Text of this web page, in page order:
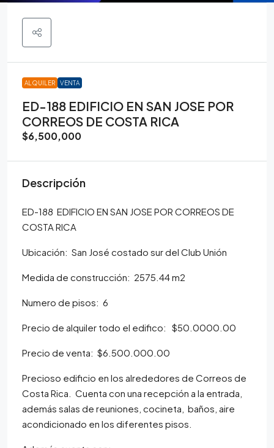
ALQUILER VENTA
ED-188 EDIFICIO EN SAN JOSE POR
CORREOS DE COSTA RICA
$6,500,000
Descripción
ED-188 EDIFICIO EN SAN JOSE POR CORREOS DE
COSTA RICA
Ubicación: San José costado sur del Club Unión
Medida de construcción: 2575.44 m2
Numero de pisos: 6
Precio de alquiler todo el edifico: $50.0000.00
Precio de venta: $6.500.000.00
Precioso edificio en los alrededores de Correos de
Costa Rica. Cuenta con una recepción a la entrada,
además salas de reuniones, cocineta, baños, aire
acondicionado en los diferentes pisos.